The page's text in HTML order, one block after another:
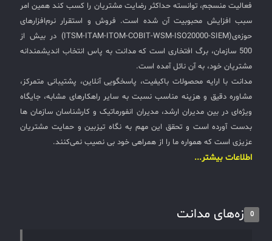
فعالیت منسجم، توانسته حداکثر رضایت مشتریان را کسب کند همین امر
سبب افزایش محبوبیت آن شده است. فروش و استقرار نرم‌افزارهای
حوزه‌ی(ITSM-ITAM-ITOM-COBIT-WSM-ISO20000-SIEM) در بیش از
500 سازمان، برگ افتخاری است که مدانت به پاس انتخاب اندیشمندانه
مشتریان خود، به آن نائل آمده است.
مدانت با ارایه محصولات باکیفیت، پاسخگویی آنلاین، پشتیبانی متمرکز،
مشاوره دقیق و هزینه مناسب نسبت به سایر راهکارهای مشابه، جایگاه
ویژه‌ای در بین مدیران ارشد، مدیران انفورماتیک و کارشناسان سازمان ها
بدست آورده است و تحقق این مهم به نگاه تیزبین و حمایت مشتریان
عزیزی است که همواره ما را از همراهی خود بی نصیب نمی‌کنند.
اطلاعات بیشتر...
تازه‌های مدانت0